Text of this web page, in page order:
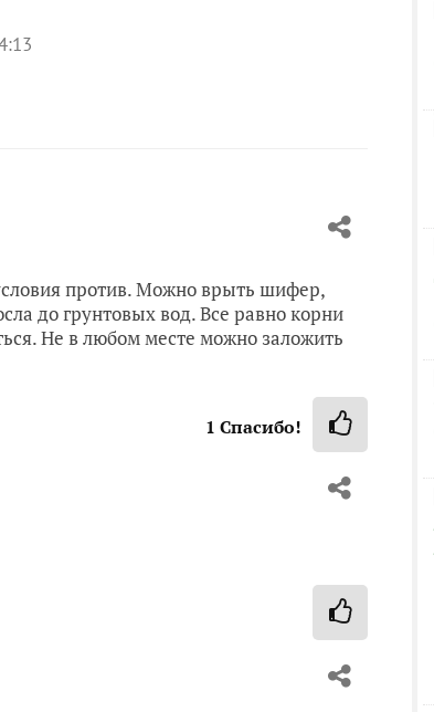
против. Можно врыть шифер,
до грунтовых вод. Все равно корни
Не в любом месте можно заложить
1 Спасибо!